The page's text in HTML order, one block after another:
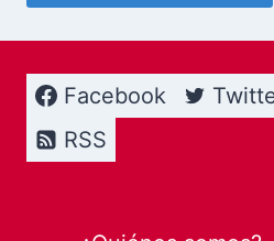
Facebook
RSS